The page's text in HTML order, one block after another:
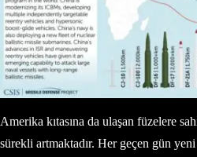
Amerika kıtasına da ulaşan füzelere
sürekli artmaktadır. Her geçen gün